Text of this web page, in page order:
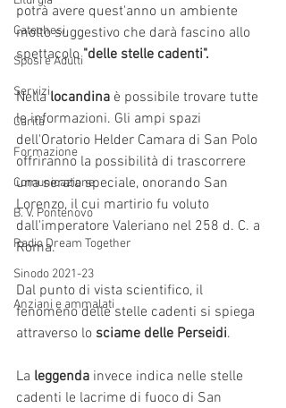
Catechesi
Sposi e Adulti
Servizi
Carità
Formazione
Comunicazione
B. V. Pontenovo
Radio Dream Together
Sinodo 2021-23
Anziani e ammalati
potrà avere quest'anno un ambiente
molto suggestivo che darà fascino allo
spettacolo "delle stelle cadenti".
Nella locandina è possibile trovare tutte
le informazioni. Gli ampi spazi
dell'Oratorio Helder Camara di San Polo
offriranno la possibilità di trascorrere
una serata speciale, onorando San
Lorenzo, il cui martirio fu voluto
dall'imperatore Valeriano nel 258 d. C. a
Roma.
Dal punto di vista scientifico, il
fenomeno delle stelle cadenti si spiega
attraverso lo sciame delle Perseidi.
La leggenda invece indica nelle stelle
cadenti le lacrime di fuoco di San